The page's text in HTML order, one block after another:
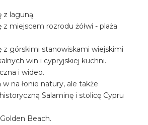
z laguną.
z miejscem rozrodu żółwi - plaża
z górskimi stanowiskami wiejskimi
win i cypryjskiej kuchni.
i wideo.
w na łonie natury, ale także
Salaminę i stolicę Cypru
Beach.